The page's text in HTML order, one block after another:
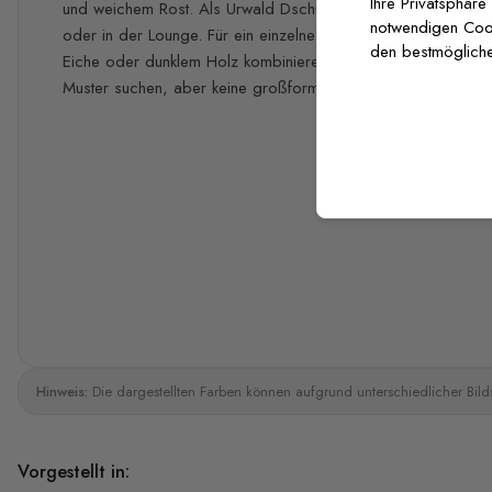
und weichem Rost. Als Urwald Dschungel Tapete passt sie
oder in der Lounge. Für ein einzelnes Dschungel Motiv lässt
Eiche oder dunklem Holz kombinieren. Eine gute Wahl,
Muster suchen, aber keine großformatige Fotowand
Hinweis: Die dargestellten Farben können aufgrund unterschiedlicher
Vorgestellt in:
notwendigen
den